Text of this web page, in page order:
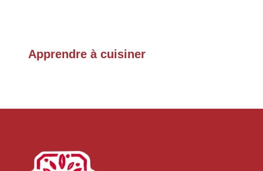
Apprendre à cuisiner